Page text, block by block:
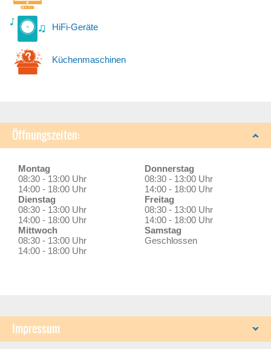
HiFi-Geräte
Küchenmaschinen
Öffnungszeiten:
Montag
08:30 - 13:00 Uhr
14:00 - 18:00 Uhr
Dienstag
08:30 - 13:00 Uhr
14:00 - 18:00 Uhr
Mittwoch
08:30 - 13:00 Uhr
14:00 - 18:00 Uhr
Donnerstag
08:30 - 13:00 Uhr
14:00 - 18:00 Uhr
Freitag
08:30 - 13:00 Uhr
14:00 - 18:00 Uhr
Samstag
Geschlossen
Impressum